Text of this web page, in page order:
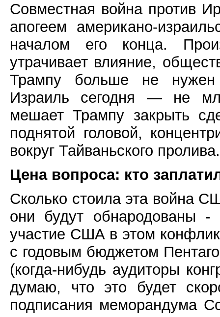
Совместная война против
апогеем американо-
началом его конца.
утрачивает влияние,
Трампу больше не нужен
Израиль сегодня — не
мешает Трампу закрыть
поднятой головой,
вокруг Тайваньского пролива.
Цена вопроса: кто
Сколько стоила эта война
они будут обнародованы -
участие США в этом
с годовым бюджетом
(когда-нибудь аудиторы
думаю, что это будет
подписания меморандума